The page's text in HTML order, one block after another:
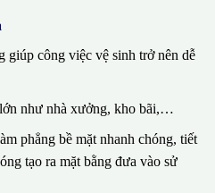
giúp công việc vệ sinh trở nên dễ
như nhà xưởng, kho bãi,…
phẳng bề mặt nhanh chóng, tiết
tạo ra mặt bằng đưa vào sử